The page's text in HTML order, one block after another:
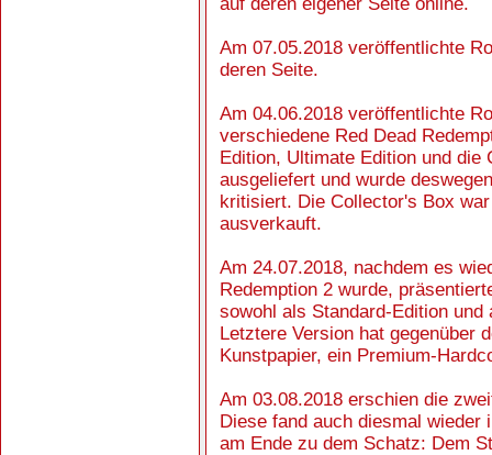
Am 07.05.2018 veröffentlichte
deren Seite.
Am 04.06.2018 veröffentlichte
verschiedene Red Dead
Edition, Ultimate Edition und
ausgeliefert und wurde
kritisiert. Die Collector's Box
ausverkauft.
Am 24.07.2018, nachdem es
Redemption 2 wurde,
sowohl als Standard-Edition
Letztere Version hat gegenüber
Kunstpapier, ein Premium-
Am 03.08.2018 erschien die
Diese fand auch diesmal
am Ende zu dem Schatz: Dem